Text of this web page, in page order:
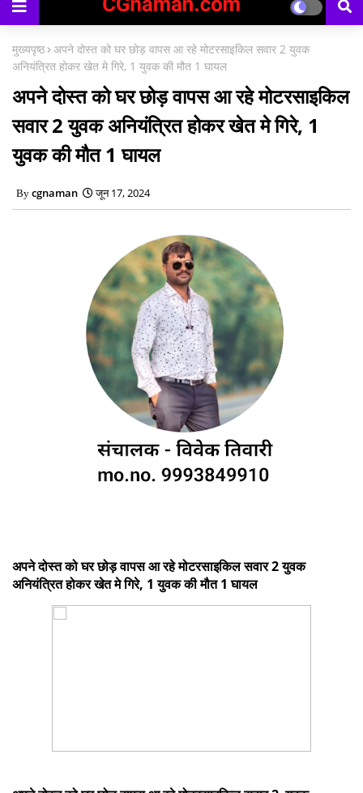
मुख्यपृष्ठ अपने दोस्त को घर छोड़ वापस आ रहे मोटरसाइकिल सवार 2 युवक
अनियंत्रित होकर खेत मे गिरे, 1 युवक की मौत 1 घायल
अपने दोस्त को घर छोड़ वापस आ रहे मोटरसाइकिल
सवार 2 युवक अनियंत्रित होकर खेत मे गिरे, 1
युवक की मौत 1 घायल
cgnaman जून 17, 2024
अपने दोस्त को घर छोड़ वापस आ रहे मोटरसाइकिल सवार 2 युवक
अनियंत्रित होकर खेत मे गिरे, 1 युवक की मौत 1 घायल